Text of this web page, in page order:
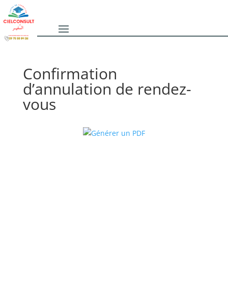
Confirmation
d’annulation de rendez-
vous